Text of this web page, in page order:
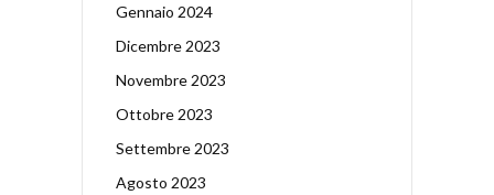
Gennaio 2024
Dicembre 2023
Novembre 2023
Ottobre 2023
Settembre 2023
Agosto 2023